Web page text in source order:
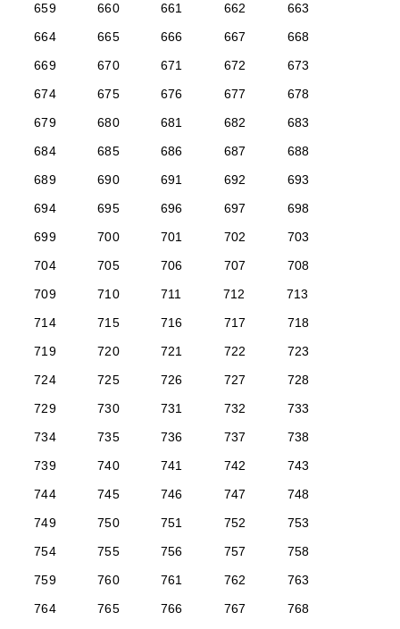
659
660 661 662
663
664
665 666 667
668
669
670 671 672
673
674
675 676 677
678
679
680 681 682
683
684
685 686 687
688
689
690 691 692
693
694
695 696 697
698
699
700 701 702
703
704
705 706 707
708
709
710 711 712
713
714
715 716 717
718
719
720 721 722
723
724
725 726 727
728
729
730 731 732
733
734
735 736 737
738
739
740 741 742
743
744
745 746 747
748
749
750 751 752
753
754
755 756 757
758
759
760 761 762
763
764
765 766 767
768